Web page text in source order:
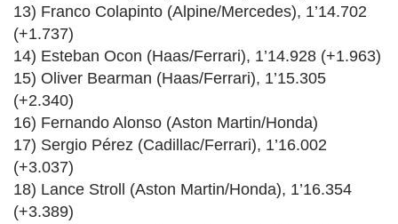
13) Franco Colapinto (Alpine/Mercedes), 1’14.702
(+1.737)
14) Esteban Ocon (Haas/Ferrari), 1’14.928 (+1.963)
15) Oliver Bearman (Haas/Ferrari), 1’15.305
(+2.340)
16) Fernando Alonso (Aston Martin/Honda)
17) Sergio Pérez (Cadillac/Ferrari), 1’16.002
(+3.037)
18) Lance Stroll (Aston Martin/Honda), 1’16.354
(+3.389)